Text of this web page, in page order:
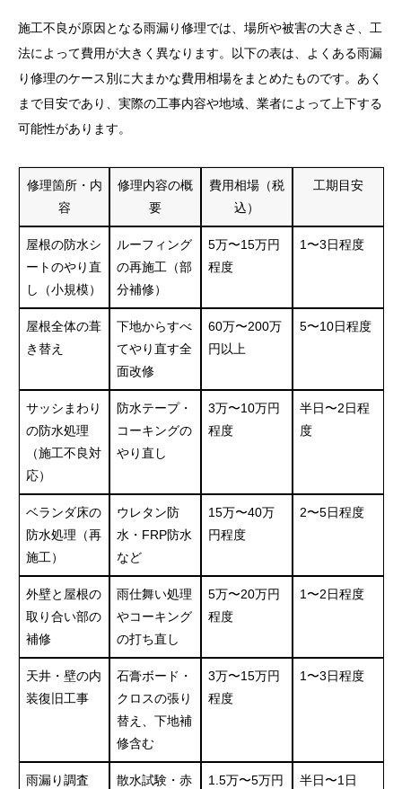
施工不良が原因となる雨漏り修理では、場所や被害の大きさ、工
法によって費用が大きく異なります。以下の表は、よくある雨漏
り修理のケース別に大まかな費用相場をまとめたものです。あく
まで目安であり、実際の工事内容や地域、業者によって上下する
可能性があります。
修理箇所・内
容
修理内容の概
要
費用相場（税
込）
工期目安
屋根の防水シ
ートのやり直
し（小規模）
ルーフィング
の再施工（部
分補修）
5万〜15万円
程度
1〜3日程度
屋根全体の葺
き替え
下地からすべ
てやり直す全
面改修
60万〜200万
円以上
5〜10日程度
サッシまわり
の防水処理
（施工不良対
応）
防水テープ・
コーキングの
やり直し
3万〜10万円
程度
半日〜2日程
度
ベランダ床の
防水処理（再
施工）
ウレタン防
水・FRP防水
など
15万〜40万
円程度
2〜5日程度
外壁と屋根の
取り合い部の
補修
雨仕舞い処理
やコーキング
の打ち直し
5万〜20万円
程度
1〜2日程度
天井・壁の内
装復旧工事
石膏ボード・
クロスの張り
替え、下地補
修含む
3万〜15万円
程度
1〜3日程度
雨漏り調査
散水試験・赤
1.5万〜5万円
半日〜1日
雨漏りの主な原因と施工不良の関係
よくある施工不良のパターンとその症状
施工不良による雨漏りが起きやすい箇所
雨漏りの兆候を見逃さないために
施工不良による雨漏り修理の費用相場表
雨漏り修理で失敗しないための業者チェックリスト
信頼できる業者かどうかを見極める10のチェックポ
イント